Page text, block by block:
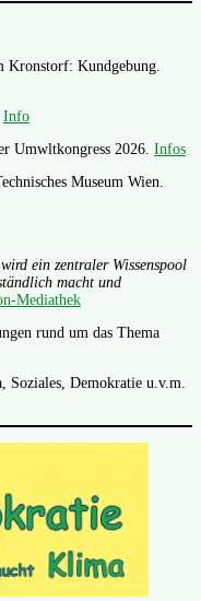
Kronstorf: Kundgebung.
Info
Umwltkongress 2026. Infos
Museum Wien.
ein zentraler Wissenspool
macht und
Mediathek
rund um das Thema
Soziales, Demokratie u.v.m.